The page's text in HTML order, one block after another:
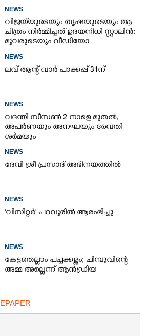
NEWS
വിജയ്‌യുടെയും തൃഷയുടെയും ആ
ചിത്രം നിർമ്മിച്ചത് ഉദയനിധി സ്റ്റാലിൻ;
മൂവരുടെയും വീഡിയോ
NEWS
ലവ് ആന്റ് വാർ പാക്കപ്പ് 31ന്
NEWS
വദന്തി സീസൺ 2 നാളെ മുതൽ,
അപർണയും അനഘയും രേവതി
ശർമയും
NEWS
ദേവി ശ്രീ പ്രസാദ് അഭിനയത്തിൽ
NEWS
'വിസിറ്റർ' പറവൂരിൽ ആരംഭിച്ചു
NEWS
കേട്ടതെല്ലാം പച്ചക്കള്ളം; ചിമ്പുവിന്റെ
അമ്മ അല്ലെന്ന് ആൻഡ്രിയ
EPAPER